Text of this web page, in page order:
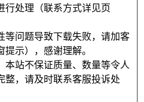
行处理（联系方式详见页
问题导致下载失败，请加客
示），感谢理解。
站不保证质量、数量等令人
整，请及时联系客服投诉处